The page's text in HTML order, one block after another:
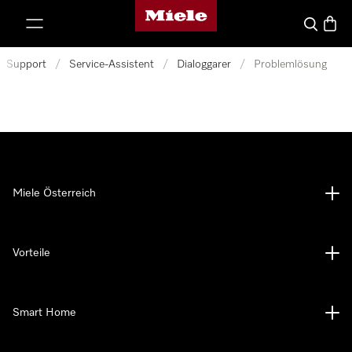
Miele-Homepage
Suche
Support / Service-Assistent / Dialoggarer / Problemlösung
Miele Österreich
Vorteile
Smart Home